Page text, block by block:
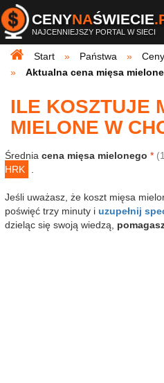
CENYNAŚWIECIE
NAJCENNIEJSZY PORTAL W SIECI
Start
Państwa
Aktualna cena mięsa
ILE KOSZTUJE
MIELONE W
Średnia cena mięsa mielonego *
HRK
Jeśli uważasz, że koszt mięsa
poświęć trzy minuty i uzupełnij
dzieląc się swoją wiedzą,